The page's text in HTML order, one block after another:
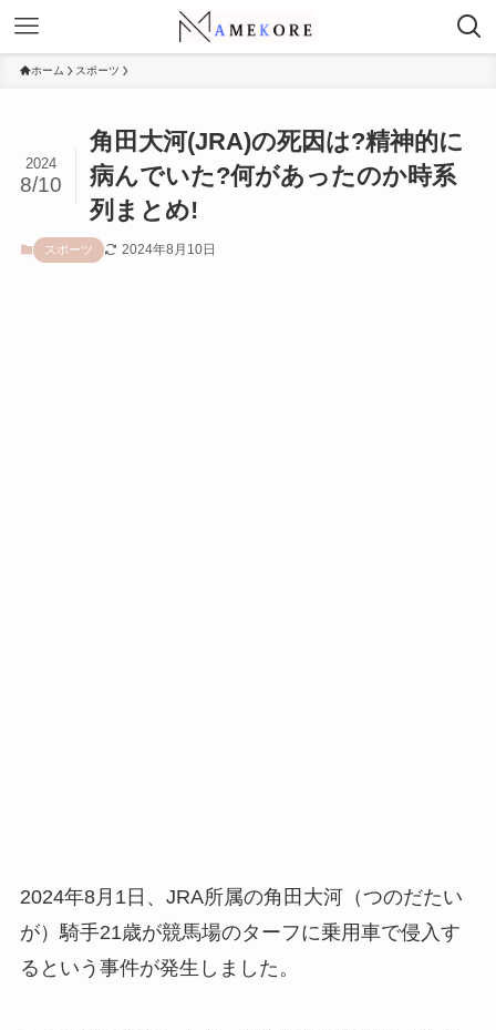
ホーム スポーツ
角田大河(JRA)の死因は?精神的に
病んでいた?何があったのか時系
列まとめ!
2024
8/10
スポーツ 2024年8月10日
2024年8月1日、JRA所属の角田大河（つのだたい
が）騎手21歳が競馬場のターフに乗用車で侵入す
るという事件が発生しました。